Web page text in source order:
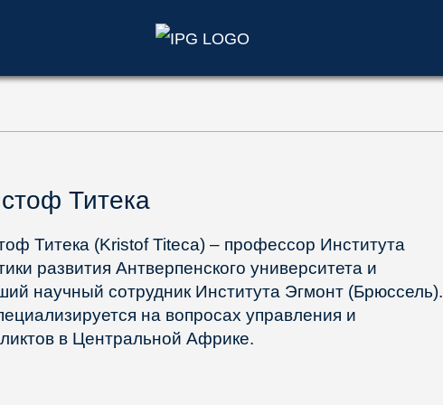
Титека
Титека (Kristof Titeca) – профессор Института
развития Антверпенского университета и
научный сотрудник Института Эгмонт (Брюссель).
на вопросах управления и
в Центральной Африке.